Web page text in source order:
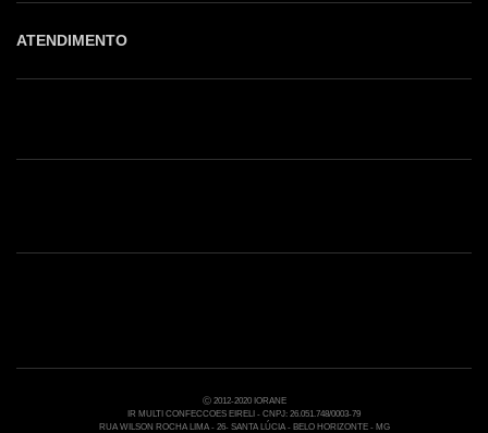
ATENDIMENTO
Nossas Lojas
Ⓒ 2012-2020 IORANE
IR MULTI CONFECCOES EIRELI - CNPJ: 26.051.748/0003-79
RUA WILSON ROCHA LIMA - 26- SANTA LÚCIA - BELO HORIZONTE - MG